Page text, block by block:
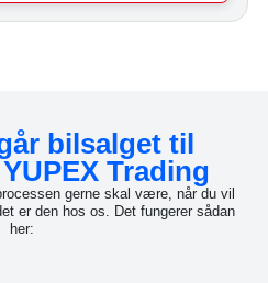
bilsalget til
Trading
gerne skal være, når du vil
er den hos os. Det fungerer sådan
her: